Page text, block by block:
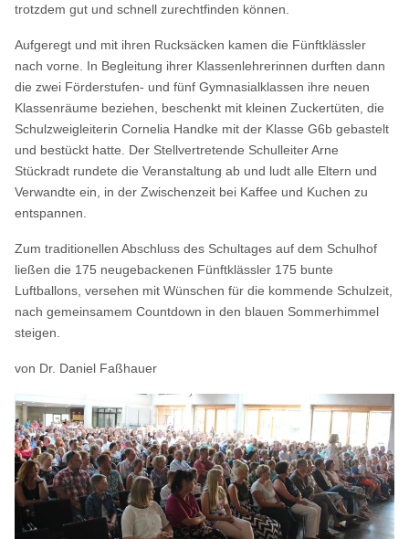
trotzdem gut und schnell zurechtfinden können.
Aufgeregt und mit ihren Rucksäcken kamen die Fünftklässler
nach vorne. In Begleitung ihrer Klassenlehrerinnen durften dann
die zwei Förderstufen- und fünf Gymnasialklassen ihre neuen
Klassenräume beziehen, beschenkt mit kleinen Zuckertüten, die
Schulzweigleiterin Cornelia Handke mit der Klasse G6b gebastelt
und bestückt hatte. Der Stellvertretende Schulleiter Arne
Stückradt rundete die Veranstaltung ab und ludt alle Eltern und
Verwandte ein, in der Zwischenzeit bei Kaffee und Kuchen zu
entspannen.
Zum traditionellen Abschluss des Schultages auf dem Schulhof
ließen die 175 neugebackenen Fünftklässler 175 bunte
Luftballons, versehen mit Wünschen für die kommende Schulzeit,
nach gemeinsamem Countdown in den blauen Sommerhimmel
steigen.
von Dr. Daniel Faßhauer